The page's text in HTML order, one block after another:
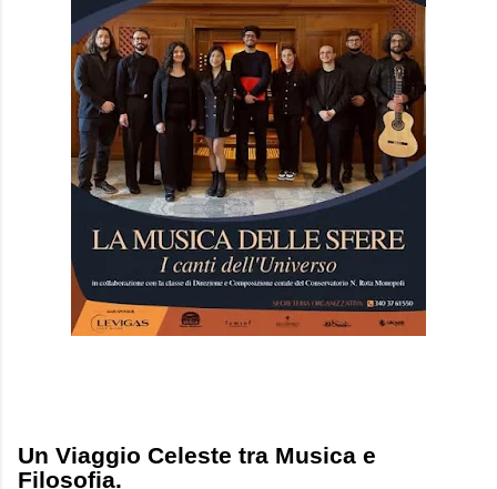
Un Viaggio Celeste tra Musica e
Filosofia.